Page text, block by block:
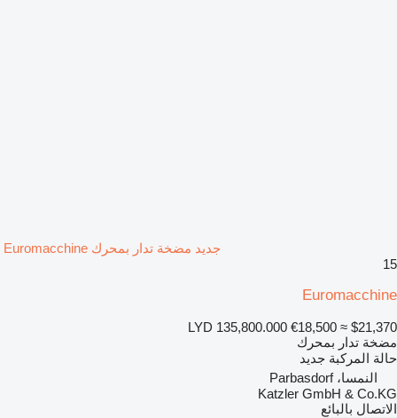
جديد مضخة تدار بمحرك Euromacchine
15
Euromacchine
LYD 135,800.000 €18,500 ≈ $21,370
مضخة تدار بمحرك
حالة المركبة جديد
النمسا، Parbasdorf
Katzler GmbH & Co.KG
الاتصال بالبائع